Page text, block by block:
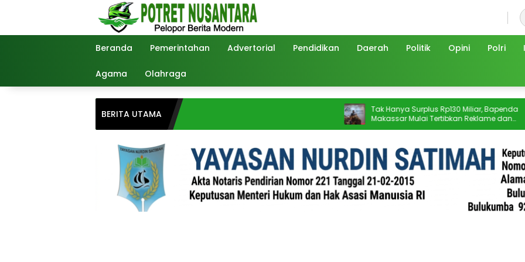
Beranda Pemerintahan Advertorial Pendidikan Daerah Politik Opini Polri
Agama Olahraga
BERITA UTAMA
Tak Hanya Surplus Rp130 Miliar, Bapenda
Makassar Mulai Tertibkan Reklame dan
Kejar Penunggak Pajak
Afika